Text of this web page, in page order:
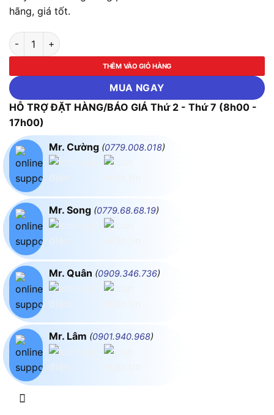
hãng, giá tốt.
Máy siết bu lông dùng pin Makita DTW300XVZ (Chưa kèm
THÊM VÀO GIỎ HÀNG
MUA NGAY
HỖ TRỢ ĐẶT HÀNG/BÁO GIÁ Thứ 2 - Thứ 7 (8h00 -
17h00)
Mr. Cường (0779.008.018)
Mr. Song (0779.68.68.19)
Mr. Quân (0909.346.736)
Mr. Lâm (0901.940.968)